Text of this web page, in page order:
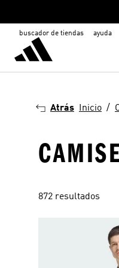
buscador de tiendas ayuda
Atrás Inicio
872 resultados